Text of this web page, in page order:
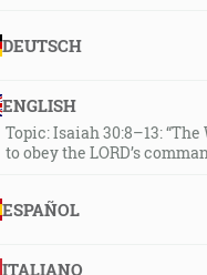
DEUTSCH
ENGLISH
Topic: Isaiah 30:8–13:
to obey the LORD’s
ESPAÑOL
ITALIANO